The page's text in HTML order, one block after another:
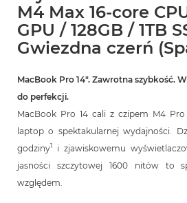
M4 Max 16-core
GPU / 128GB / 1TB
Gwiezdna czerń
MacBook Pro 14″. Zawrotna szybkość.
do perfekcji.
MacBook Pro 14 cali z czipem M4
laptop o spektakularnej wydajności.
godziny1
i zjawiskowemu
jasności szczytowej 1600 nitów to
względem.